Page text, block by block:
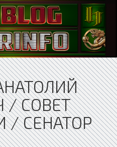
/ СОВЕТ
/ СЕНАТОР